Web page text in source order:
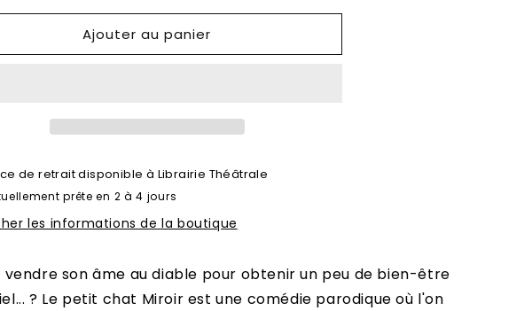
Miroir
Ajouter au panier
de retrait disponible à Librairie Théâtrale
prête en 2 à 4 jours
les informations de la boutique
vendre son âme au diable pour obtenir un peu de bien-être
? Le petit chat Miroir est une comédie parodique où l'on